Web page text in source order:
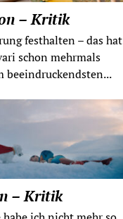
– Kritik
festhalten – das hat
schon mehrmals
beeindruckendsten...
– Kritik